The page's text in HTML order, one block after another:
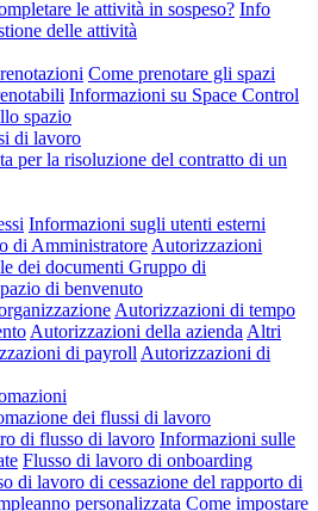
le attività in sospeso? Info
delle attività
Come prenotare gli spazi
Informazioni su Space Control
spazio
di lavoro
per la risoluzione del contratto di un
Informazioni sugli utenti esterni
di Amministratore Autorizzazioni
dei documenti Gruppo di
di benvenuto
Autorizzazioni di tempo
Autorizzazioni della azienda Altri
di payroll Autorizzazioni di
dei flussi di lavoro
di flusso di lavoro Informazioni sulle
Flusso di lavoro di onboarding
di lavoro di cessazione del rapporto di
personalizzata Come impostare